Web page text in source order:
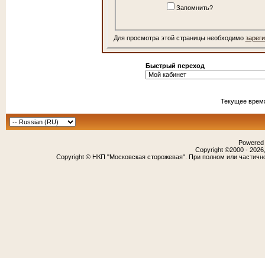
Запомнить?
Для просмотра этой страницы необходимо
Быстрый переход
Текущее
Copyright ©2000 -
Copyright © НКП "Московская сторожевая". При полном или